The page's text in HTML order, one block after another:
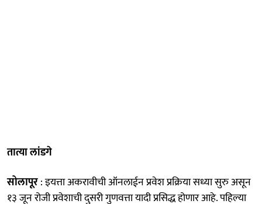
तात्या लांडगे
सोलापूर: इयत्ता अकरावीची ऑनलाईन प्रवेश प्रक्रिया सध्या सुरु असून
१३ जून रोजी प्रवेशाची दुसरी गुणवत्ता यादी प्रसिद्ध होणार आहे. पहिल्या